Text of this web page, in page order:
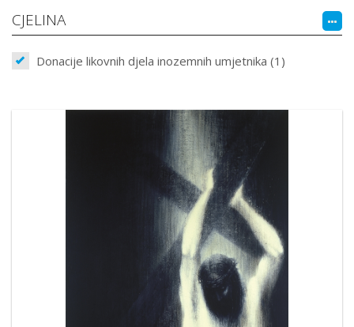
CJELINA
Donacije likovnih djela inozemnih umjetnika (1)